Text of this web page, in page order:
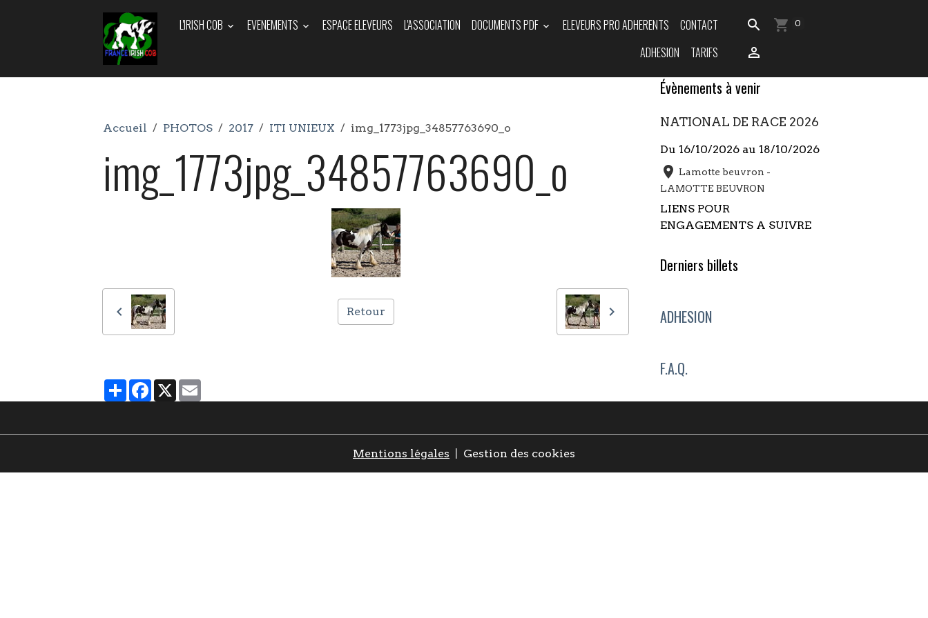
L'IRISH COB EVENEMENTS ESPACE ELEVEURS L'ASSOCIATION DOCUMENTS PDF ELEVEURS PRO ADHERENTS
CONTACT
ADHESION
TARIFS
0
Accueil PHOTOS 2017 ITI UNIEUX img_1773jpg_34857763690_o
img_1773jpg_34857763690_o
Retour
PartagerFacebook
X
Évènements à venir
NATIONAL DE RACE 2026
Du 16/10/2026 au 18/10/2026
Lamotte beuvron -
LAMOTTE BEUVRON
LIENS POUR
ENGAGEMENTS A SUIVRE
Derniers billets
ADHESION
F.A.Q.
Mentions légales Gestion des cookies